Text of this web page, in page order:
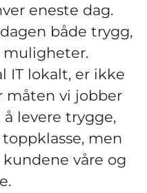
eneste dag.
både trygg,
muligheter.
IT lokalt, er ikke
måten vi jobber
levere trygge,
men
våre og